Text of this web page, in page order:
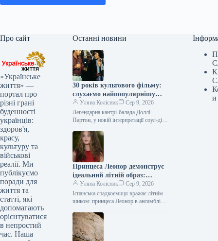
Про сайт
«Українське
життя» —
портал про
різні грані
буденності
українців:
здоров'я,
красу,
культуру та
військові
реалії. Ми
публікуємо
поради для
життя та
статті, які
допомагають
орієнтуватися
в непростий
час. Наша
Останні новини
30 років культового фільму:
слухаємо найпопулярнішу
пісню з 1,3 млрд переглядів
Уляна Колісник
Сер 9, 2026
Легендарна кантрі-балада Доллі
Партон, у новій інтерпретації соул-діви
найуспішнішого саундтреку світу,
продавши приголомшливі 44 мільйони
копій.…
Принцеса Леонор демонструє
ідеальний літній образ:
надихаємось та повторюємо
Уляна Колісник
Сер 9, 2026
Іспанська спадкоємиця вражає літнім
шиком: принцеса Леонор в ансамблі
Леонор, старша донька королеви
Іспанії Летиції,…
и